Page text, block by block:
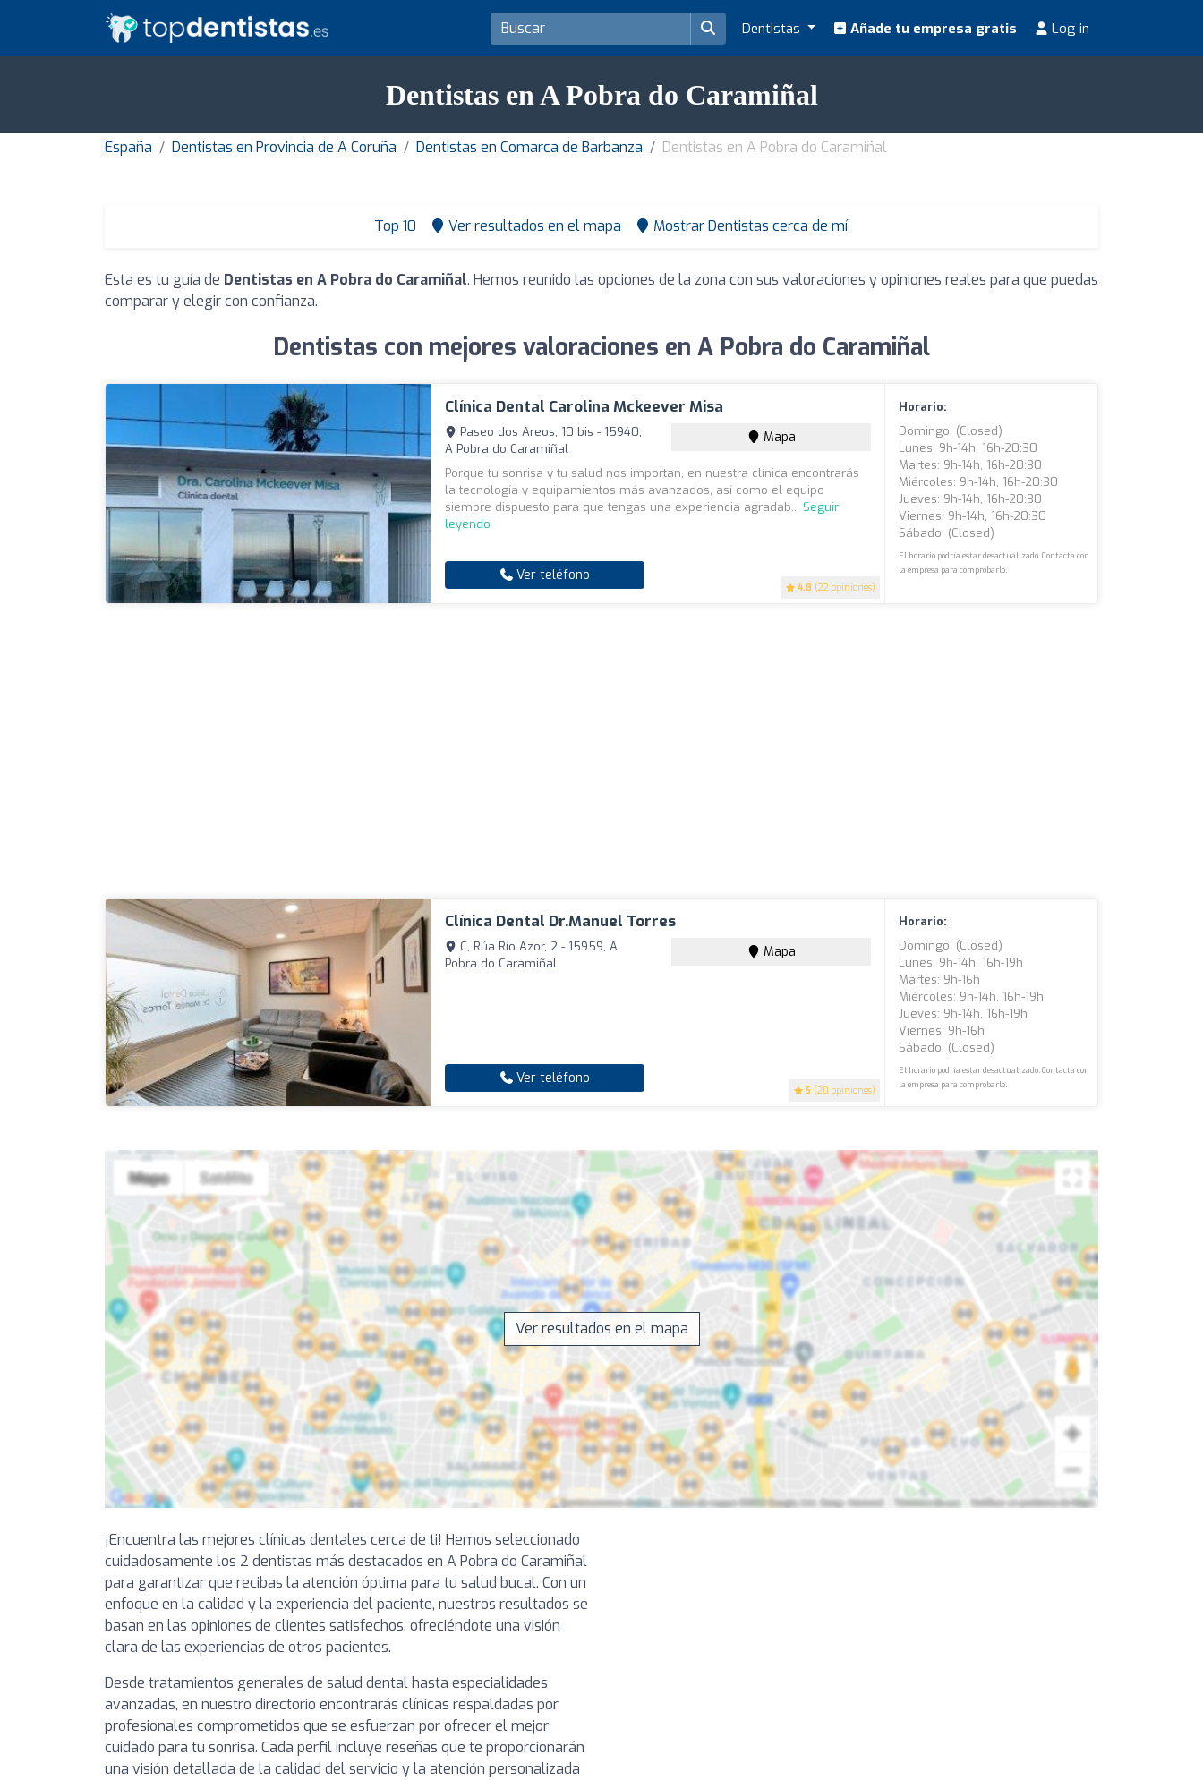
Dentistas Añade tu empresa gratis Log in
Dentistas en A Pobra do Caramiñal
España Dentistas en Provincia de A Coruña Dentistas en Comarca de Barbanza Dentistas en A Pobra do Caramiñal
Top 10 Ver resultados en el mapa Mostrar Dentistas cerca de mí
Esta es tu guía de Dentistas en A Pobra do Caramiñal. Hemos reunido las opciones de la zona con sus valoraciones y opiniones reales para que puedas
comparar y elegir con confianza.
Dentistas con mejores valoraciones en A Pobra do Caramiñal
Clínica Dental Carolina Mckeever Misa
4.8 (22 opiniones)
Paseo dos Areos, 10 bis - 15940,
A Pobra do Caramiñal
Mapa
Porque tu sonrisa y tu salud nos importan, en nuestra clínica encontrarás
la tecnología y equipamientos más avanzados, así como el equipo
siempre dispuesto para que tengas una experiencia agradab... Seguir
leyendo
Ver teléfono
Horario:
Domingo: (closed)
Lunes: 9h-14h, 16h-20:30
Martes: 9h-14h, 16h-20:30
Miércoles: 9h-14h, 16h-20:30
Jueves: 9h-14h, 16h-20:30
Viernes: 9h-14h, 16h-20:30
Sábado: (closed)
El horario podría estar desactualizado. Contacta con
la empresa para comprobarlo.
Clínica Dental Dr.Manuel Torres
5 (20 opiniones)
C, Rúa Río Azor, 2 - 15959, A
Pobra do Caramiñal
Mapa
Ver teléfono
Horario:
Domingo: (closed)
Lunes: 9h-14h, 16h-19h
Martes: 9h-16h
Miércoles: 9h-14h, 16h-19h
Jueves: 9h-14h, 16h-19h
Viernes: 9h-16h
Sábado: (closed)
El horario podría estar desactualizado. Contacta con
la empresa para comprobarlo.
Ver resultados en el mapa
¡Encuentra las mejores clínicas dentales cerca de ti! Hemos seleccionado
cuidadosamente los 2 dentistas más destacados en A Pobra do Caramiñal
para garantizar que recibas la atención óptima para tu salud bucal. Con un
enfoque en la calidad y la experiencia del paciente, nuestros resultados se
basan en las opiniones de clientes satisfechos, ofreciéndote una visión
clara de las experiencias de otros pacientes.
Desde tratamientos generales de salud dental hasta especialidades
avanzadas, en nuestro directorio encontrarás clínicas respaldadas por
profesionales comprometidos que se esfuerzan por ofrecer el mejor
cuidado para tu sonrisa. Cada perfil incluye reseñas que te proporcionarán
una visión detallada de la calidad del servicio y la atención personalizada